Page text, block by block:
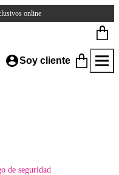
online
Soy cliente
de seguridad